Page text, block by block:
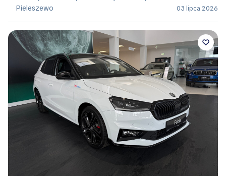
Pieleszewo
03 lipca 2026